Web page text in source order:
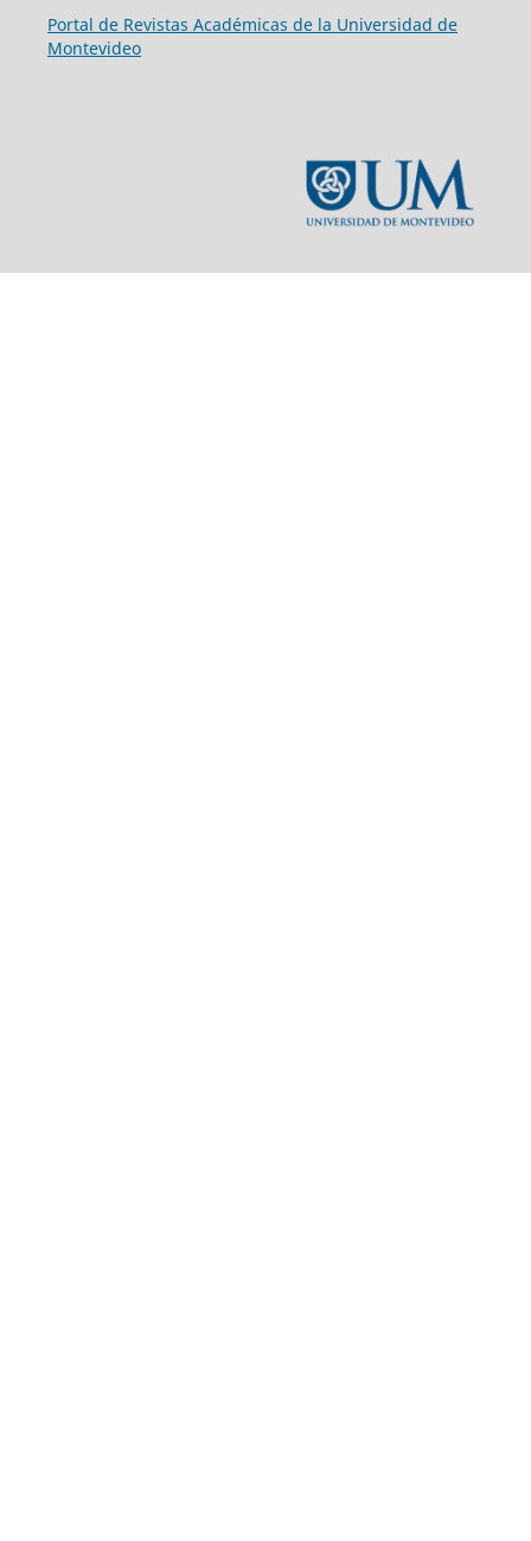
Portal de Revistas Académicas de la Universidad de
Montevideo